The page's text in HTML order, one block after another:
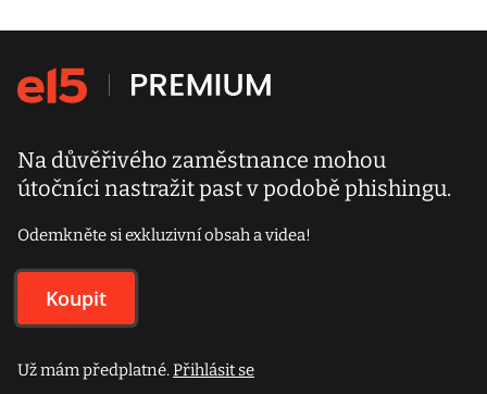
Na důvěřivého zaměstnance mohou
útočníci nastražit past v podobě phishingu.
Odemkněte si exkluzivní obsah a videa!
Koupit
Už mám předplatné.Přihlásit se